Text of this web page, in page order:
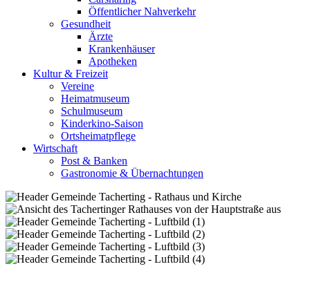
Öffentlicher Nahverkehr
Gesundheit
Ärzte
Krankenhäuser
Apotheken
Kultur & Freizeit
Vereine
Heimatmuseum
Schulmuseum
Kinderkino-Saison
Ortsheimatpflege
Wirtschaft
Post & Banken
Gastronomie & Übernachtungen